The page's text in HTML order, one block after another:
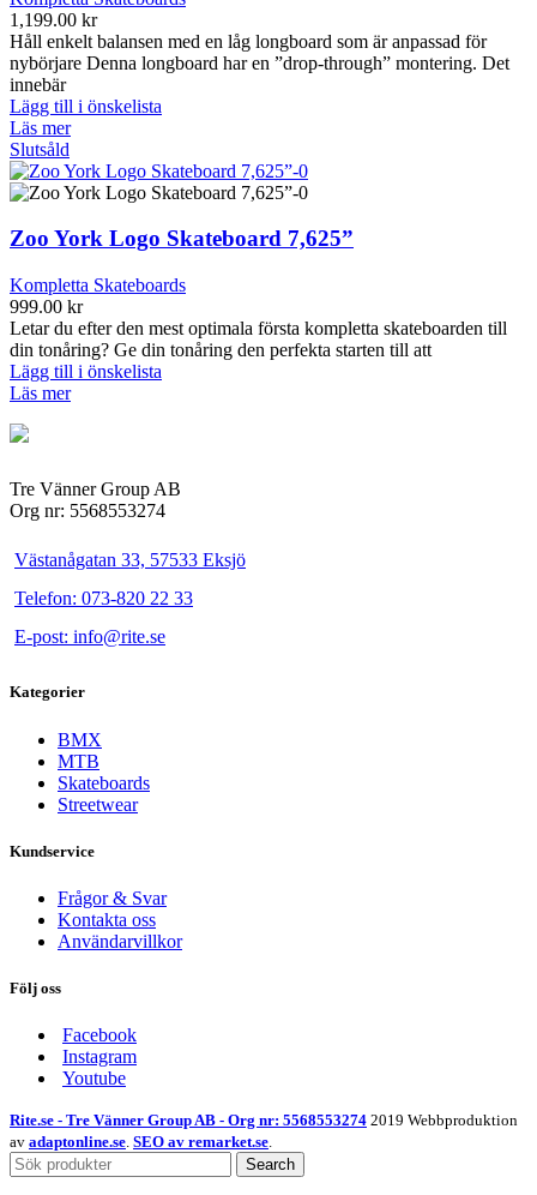
1,199.00 kr
Håll enkelt balansen med en låg longboard som är anpassad för
nybörjare Denna longboard har en ”drop-through” montering. Det
innebär
Lägg till i önskelista
Läs mer
Slutsåld
Zoo York Logo Skateboard 7,625”
Kompletta Skateboards
999.00 kr
Letar du efter den mest optimala första kompletta skateboarden till
din tonåring? Ge din tonåring den perfekta starten till att
Lägg till i önskelista
Läs mer
Tre Vänner Group AB
Org nr: 5568553274
Västanågatan 33, 57533 Eksjö
Telefon: 073-820 22 33
E-post: info@rite.se
Kategorier
BMX
MTB
Skateboards
Streetwear
Kundservice
Frågor & Svar
Kontakta oss
Användarvillkor
Följ oss
Facebook
Instagram
Youtube
Rite.se - Tre Vänner Group AB - Org nr: 5568553274 2019 Webbproduktion
av adaptonline.se. SEO av remarket.se.
Search